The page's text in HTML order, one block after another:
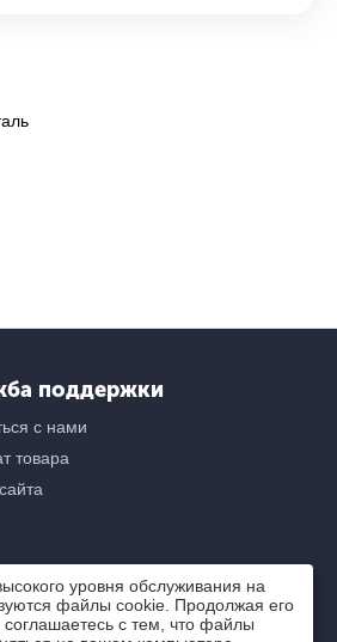
поддержки
с нами
товара
уровня обслуживания на
файлы cookie. Продолжая его
соглашаетесь с тем, что файлы